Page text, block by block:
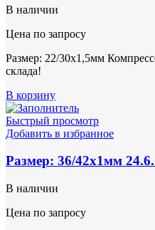
В наличии
Цена по запросу
Размер: 22/30х1,5мм
склада!
В корзину
Быстрый просмотр
Добавить в избранное
Размер: 36/42х1мм
В наличии
Цена по запросу